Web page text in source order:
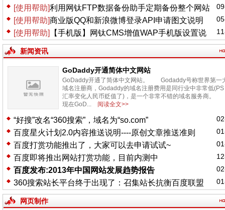
[使用帮助]利用网钛FTP数据备份助手定期备份整个网站
[使用帮助]商业版QQ和新浪微博登录API申请图文说明
[使用帮助] 【手机版】网钛CMS增值WAP手机版设置说
明新闻资讯
GoDaddy开通简体中文网站
GoDaddy开通了简体中文网站。 Godaddy号称世界第一
域名注册商，Godaddy的域名注册费用是同行业中非常低
汇率变化人民币贬值了)，是一个非常不错的域名服务商
现在GoD...
阅读全文>>
“好搜”改名“360搜索”，域名为“so.com”
百度星火计划2.0内容推送说明----原创文章推送准则
百度打赏功能推出了，大家可以去申请试试~
百度即将推出网站打赏功能，目前内测中
百度发布:2013年中国网站发展趋势报告
360搜索站长平台终于出现了：召集站长抗衡百度联盟
网页制作